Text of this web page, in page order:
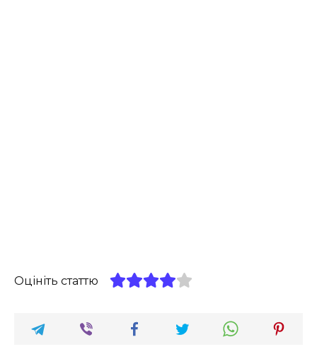
Оцініть статтю